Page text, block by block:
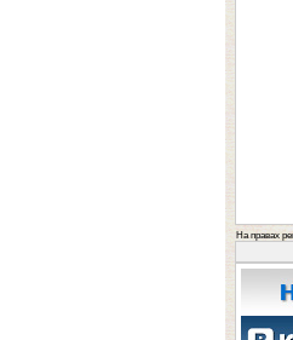
На правах